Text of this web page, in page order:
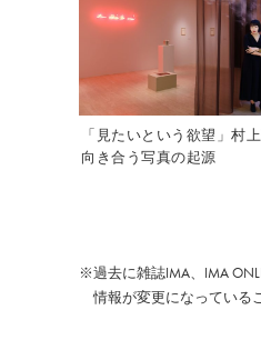
「見たいという欲望」村
向き合う写真の起源
※過去に雑誌IMA、IMA
情報が変更になっている